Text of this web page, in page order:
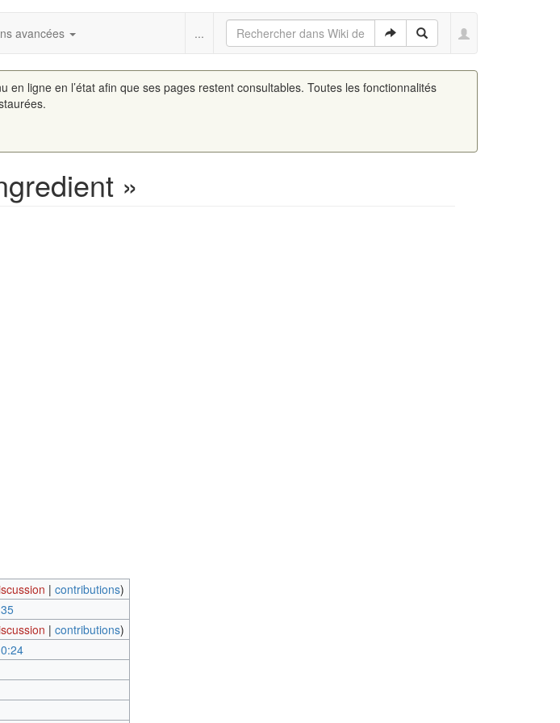
avancées ...
ligne en l’état afin que ses pages restent consultables. Toutes les fonctionnalités
»
| contributions)
| contributions)